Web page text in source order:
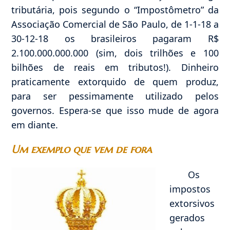
tributária, pois segundo o “Impostômetro” da
Associação Comercial de São Paulo, de 1-1-18 a
30-12-18 os brasileiros pagaram R$
2.100.000.000.000 (sim, dois trilhões e 100
bilhões de reais em tributos!). Dinheiro
praticamente extorquido de quem produz,
para ser pessimamente utilizado pelos
governos. Espera-se que isso mude de agora
em diante.
Um exemplo que vem de fora
Os
impostos
extorsivos
gerados